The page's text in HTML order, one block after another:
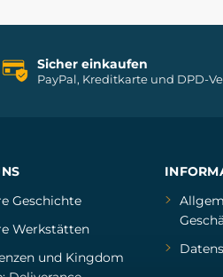
Sicher einkaufen
PayPal, Kreditkarte und DPD-
Geschichte
Werkstätten
und Kingdom